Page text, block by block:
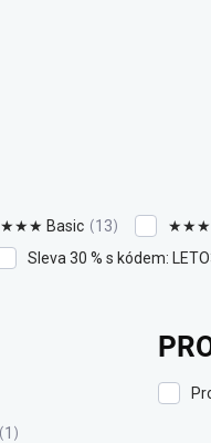
★★★ Basic 13
Sleva 30 % s kódem:
1